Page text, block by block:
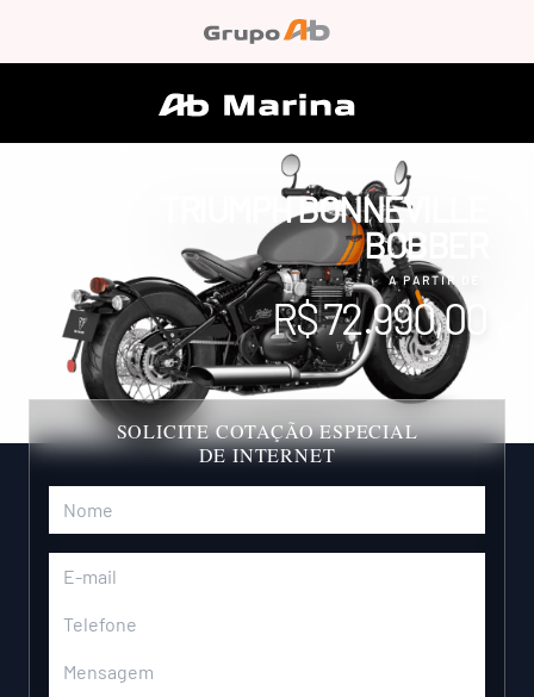
SOLICITE COTAÇÃO ESPECIAL
DE INTERNET
TRIUMPH BONNEVILLE
BOBBER
A PARTIR DE:
R$ 72.990,00